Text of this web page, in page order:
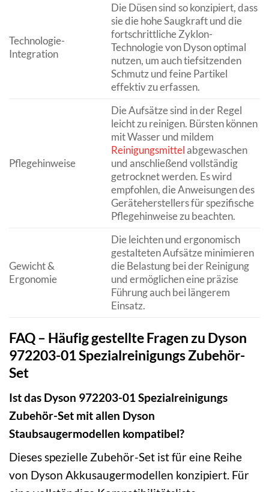
Technologie-
Integration
Die Düsen sind so konzipiert, dass
sie die hohe Saugkraft und die
fortschrittliche Zyklon-
Technologie von Dyson optimal
nutzen, um auch tiefsitzenden
Schmutz und feine Partikel
effektiv zu erfassen.
Pflegehinweise
Die Aufsätze sind in der Regel
leicht zu reinigen. Bürsten können
mit Wasser und mildem
Reinigungsmittelabgewaschen
und anschließend vollständig
getrocknet werden. Es wird
empfohlen, die Anweisungen des
Geräteherstellers für spezifische
Pflegehinweise zu beachten.
Gewicht &
Ergonomie
Die leichten und ergonomisch
gestalteten Aufsätze minimieren
die Belastung bei der Reinigung
und ermöglichen eine präzise
Führung auch bei längerem
Einsatz.
FAQ – Häufig gestellte Fragen zu Dyson
972203-01 Spezialreinigungs Zubehör-
Set
Ist das Dyson 972203-01 Spezialreinigungs
Zubehör-Set mit allen Dyson
Staubsaugermodellen kompatibel?
Dieses spezielle Zubehör-Set ist für eine Reihe
von Dyson Akkusaugermodellen konzipiert. Für